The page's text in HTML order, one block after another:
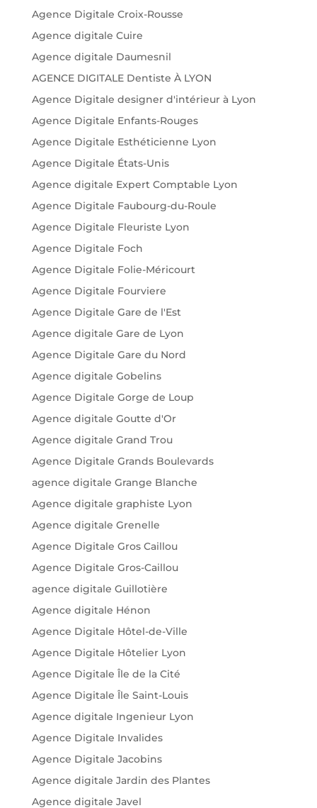
Agence Digitale Croix-Rousse
Agence digitale Cuire
Agence digitale Daumesnil
AGENCE DIGITALE Dentiste À LYON
Agence Digitale designer d'intérieur à Lyon
Agence Digitale Enfants-Rouges
Agence Digitale Esthéticienne Lyon
Agence Digitale États-Unis
Agence digitale Expert Comptable Lyon
Agence Digitale Faubourg-du-Roule
Agence Digitale Fleuriste Lyon
Agence Digitale Foch
Agence Digitale Folie-Méricourt
Agence Digitale Fourviere
Agence Digitale Gare de l'Est
Agence digitale Gare de Lyon
Agence Digitale Gare du Nord
Agence digitale Gobelins
Agence Digitale Gorge de Loup
Agence digitale Goutte d'Or
Agence digitale Grand Trou
Agence Digitale Grands Boulevards
agence digitale Grange Blanche
Agence digitale graphiste Lyon
Agence digitale Grenelle
Agence Digitale Gros Caillou
Agence Digitale Gros-Caillou
agence digitale Guillotière
Agence digitale Hénon
Agence Digitale Hôtel-de-Ville
Agence Digitale Hôtelier Lyon
Agence Digitale Île de la Cité
Agence Digitale Île Saint-Louis
Agence digitale Ingenieur Lyon
Agence Digitale Invalides
Agence Digitale Jacobins
Agence digitale Jardin des Plantes
Agence digitale Javel